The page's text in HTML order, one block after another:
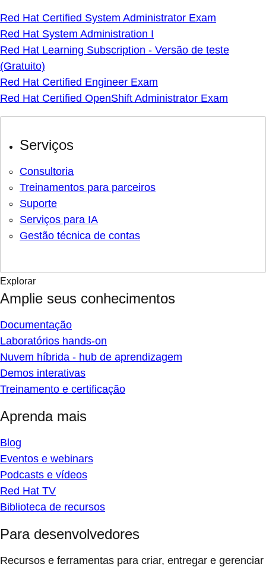
Red Hat Certified System Administrator Exam
Red Hat System Administration I
Red Hat Learning Subscription - Versão de teste
(Gratuito)
Red Hat Certified Engineer Exam
Red Hat Certified OpenShift Administrator Exam
Serviços
Consultoria
Treinamentos para parceiros
Suporte
Serviços para IA
Gestão técnica de contas
Explorar
Amplie seus conhecimentos
Documentação
Laboratórios hands-on
Nuvem híbrida - hub de aprendizagem
Demos interativas
Treinamento e certificação
Aprenda mais
Blog
Eventos e webinars
Podcasts e vídeos
Red Hat TV
Biblioteca de recursos
Para desenvolvedores
Recursos e ferramentas para criar, entregar e gerenciar